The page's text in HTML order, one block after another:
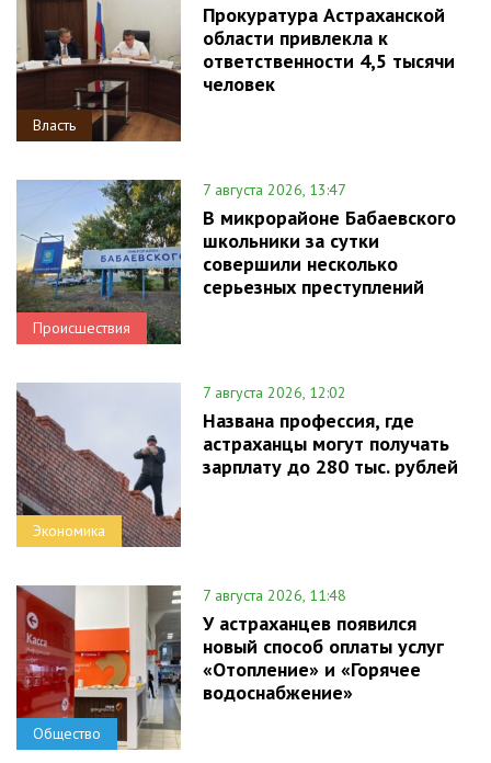
Власть
Прокуратура Астраханской
области привлекла к
ответственности 4,5 тысячи
человек
Происшествия
7 августа 2026, 13:47
В микрорайоне Бабаевского
школьники за сутки
совершили несколько
серьезных преступлений
Экономика
7 августа 2026, 12:02
Названа профессия, где
астраханцы могут получать
зарплату до 280 тыс. рублей
Общество
7 августа 2026, 11:48
У астраханцев появился
новый способ оплаты услуг
«Отопление» и «Горячее
водоснабжение»